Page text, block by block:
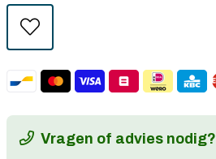
Vragen of advies nodig?